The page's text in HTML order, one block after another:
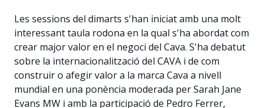
Les sessions del dimarts s'han iniciat amb una molt
interessant taula rodona en la qual s'ha abordat com
crear major valor en el negoci del Cava. S'ha debatut
sobre la internacionalització del CAVA i de com
construir o afegir valor a la marca Cava a nivell
mundial en una ponència moderada per Sarah Jane
Evans MW i amb la participació de Pedro Ferrer,